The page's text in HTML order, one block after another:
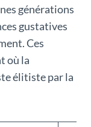
générations
gustatives
Ces
où la
élitiste par la